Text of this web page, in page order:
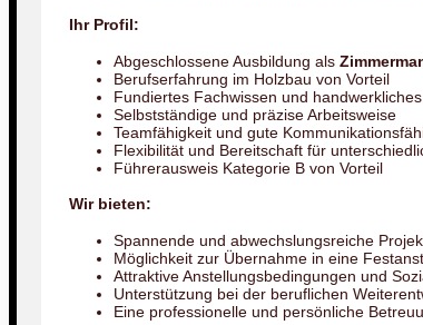
Ihr Profil:
Abgeschlossene Ausbildung als
Berufserfahrung im Holzbau von Vorteil
Fundiertes Fachwissen und
Selbstständige und präzise Arbeitsweise
Teamfähigkeit und gute
Flexibilität und Bereitschaft für
Führerausweis Kategorie B von Vorteil
Wir bieten:
Spannende und abwechslungsreiche
Möglichkeit zur Übernahme in eine
Attraktive Anstellungsbedingungen und
Unterstützung bei der beruflichen
Eine professionelle und persönliche